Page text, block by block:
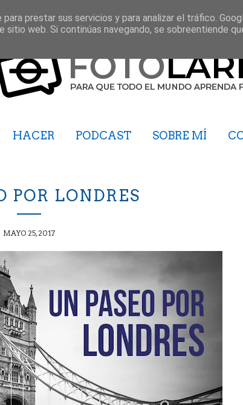
HACER PODCAST SOBRE MÍ
POR LONDRES
MAYO 25, 2017
prestar sus servicios y para analizar el tráfico.
sitio web. Si continúas navegando, se sobreentiende